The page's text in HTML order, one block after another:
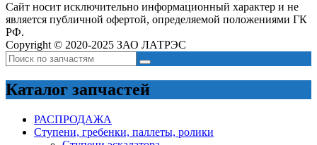
Сайт носит исключительно информационный характер и не
является публичной офертой, определяемой положениями ГК
РФ.
Copyright © 2020-2025 ЗАО ЛАТРЭС
Каталог запчастей
РАСПРОДАЖА
Ступени, гребенки, паллеты, ролики